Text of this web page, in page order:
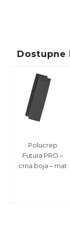
Dostupne
Polucrep
Futura PRO –
crna boja – mat